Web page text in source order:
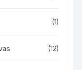
(1)
(12)